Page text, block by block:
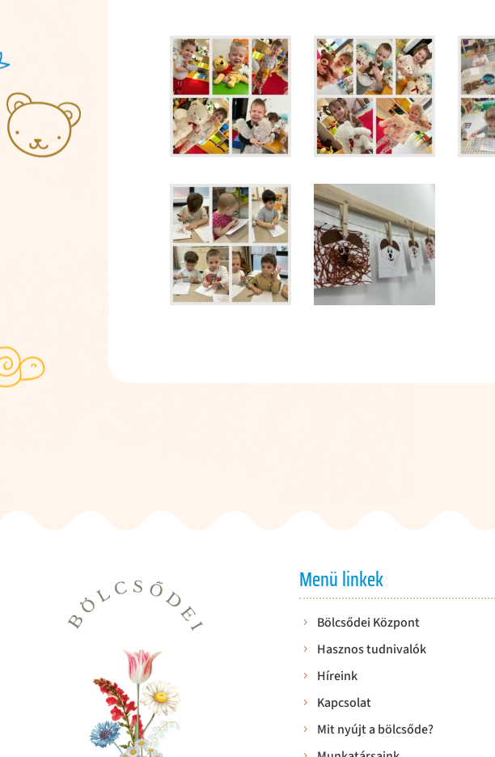
Menü linkek
Bölcsődei Központ
Hasznos tudnivalók
Híreink
Kapcsolat
Mit nyújt a bölcsőde?